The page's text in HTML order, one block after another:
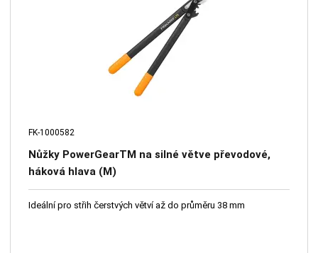
FK-1000582
Nůžky PowerGearTM na silné větve převodové,
háková hlava (M)
Ideální pro střih čerstvých větví až do průměru 38 mm